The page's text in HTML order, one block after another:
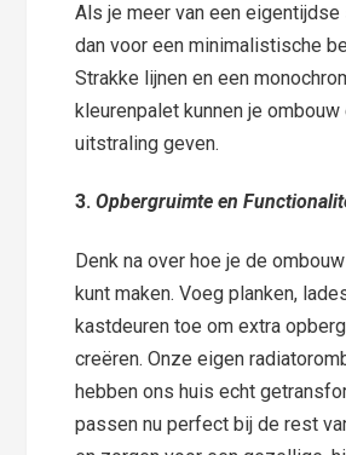
Als je meer van een eigentijdse
dan voor een minimalistische
Strakke lijnen en een
kleurenpalet kunnen je ombouw
uitstraling geven.
3.Opbergruimte en
Denk na over hoe je de
kunt maken. Voeg planken,
kastdeuren toe om extra
creëren. Onze eigen
hebben ons huis echt
passen nu perfect bij de rest